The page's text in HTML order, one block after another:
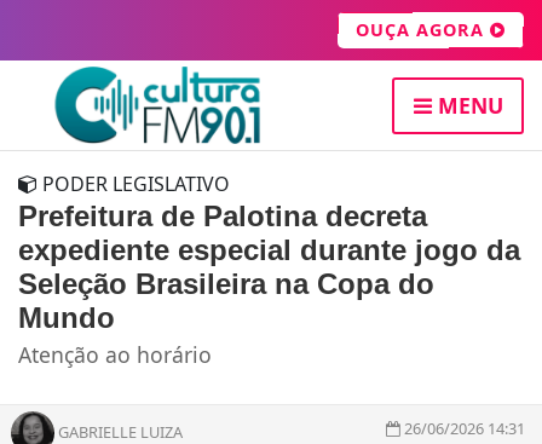
OUÇA AGORA
MENU
PODER LEGISLATIVO
Prefeitura de Palotina decreta
expediente especial durante jogo da
Seleção Brasileira na Copa do
Mundo
Atenção ao horário
GABRIELLE LUIZA 26/06/2026 14:31